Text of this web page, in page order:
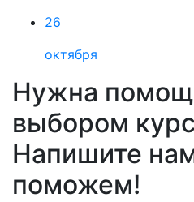
26
октября
Нужна
выбором
Напишите
поможем!